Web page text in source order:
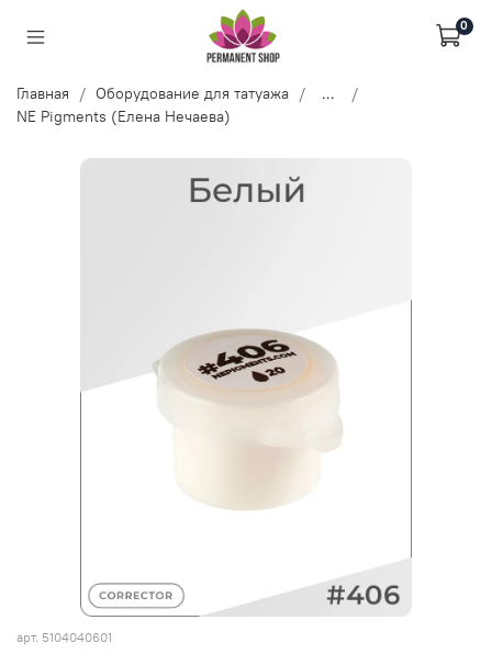
0
Главная Оборудование для татуажа
...
NE Pigments (Елена Нечаева)
арт. 5104040601